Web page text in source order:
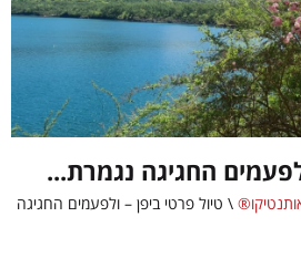
החגיגה נגמרת...
\ טיול פרטי ביפן – ולפעמים החגיגה